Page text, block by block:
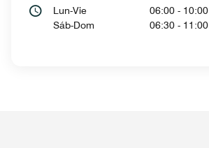
Lun-Vie
06:00 - 10:00
Sáb-Dom
06:30 - 11:00